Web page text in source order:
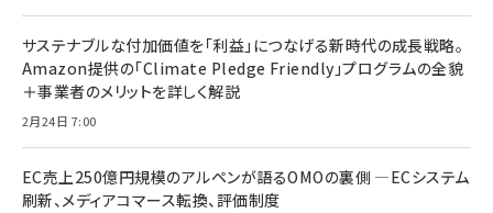
サステナブルな付加価値を「利益」につなげる新時代の成長戦略。
Amazon提供の「Climate Pledge Friendly」プログラムの全貌
＋事業者のメリットを詳しく解説
2月24日 7:00
EC売上250億円規模のアルペンが語るOMOの裏側 ―ECシステム
刷新、メディアコマース転換、評価制度